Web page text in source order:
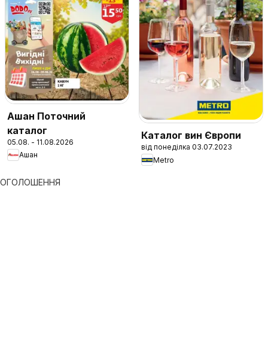
Ашан Поточний
каталог
05.08. - 11.08.2026
Ашан
Каталог вин Європи
від понеділка 03.07.2023
Metro
ОГОЛОШЕННЯ